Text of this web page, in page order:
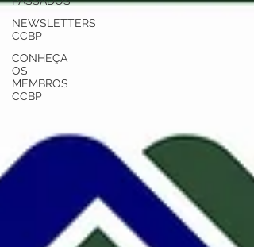
NEWSLETTERS
CCBP
CONHEÇA
OS
MEMBROS
CCBP